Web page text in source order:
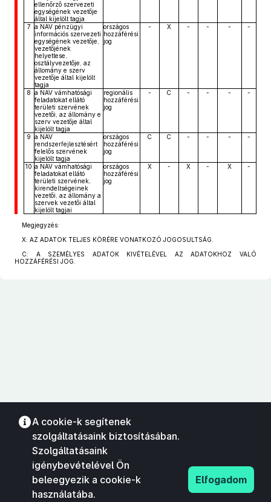
ellenőrző szervezeti
egységének vezetője
által kijelölt tagja
7 a NAV pénzügyi
információs szervezeti
egységének vezetője,
vezetőjének
helyettese,
osztályvezetője, az
állomány e szerv
vezetője által kijelölt
tagja
országos
hozzáférési
jog
- X - - - -
8 a NAV vámhatósági
feladatokat ellátó
területi szervének
vezetői, az állomány e
szerv vezetője által
kijelölt tagja
regionális
hozzáférési
jog
- C - - - -
9 a NAV
rendszerfejlesztésért
felelős szervének
kijelölt tagja
országos
hozzáférési
jog
C C - - - -
10 a NAV vámhatósági
feladatokat ellátó
területi szervének,
kirendeltségeinek
vezetői, az állomány a
szervek vezetői által
kijelölt tagjai
országos
hozzáférési
jog
X - X - X -
Megjegyzés:
X: AZ ADATOK TELJES KÖRÉRE VONATKOZÓ JOGOSULTSÁG.
C: A SZEMÉLYES ADATOK KIVÉTELÉVEL AZ ADATOKHOZ VALÓ
HOZZÁFÉRÉSI JOG.
A cookie-k segítenek
szolgáltatásaink biztosításában.
Szolgáltatásaink
igénybevételével Ön
beleegyezik a cookie-k
használatába.
Elfogadom